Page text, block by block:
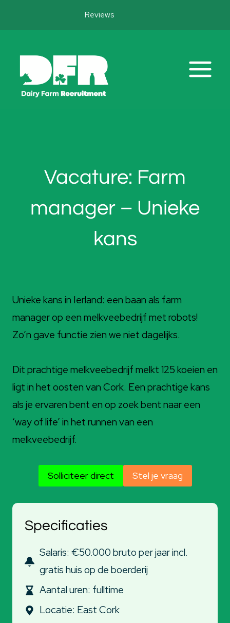
Reviews
Vacature: Farm
manager – Unieke
kans
Unieke kans in Ierland: een baan als farm
manager op een melkveebedrijf met robots!
Zo’n gave functie zien we niet dagelijks.
Dit prachtige melkveebedrijf melkt 125 koeien en
ligt in het oosten van Cork. Een prachtige kans
als je ervaren bent en op zoek bent naar een
‘way of life’ in het runnen van een
melkveebedrijf.
Solliciteer direct Stel je vraag
Specificaties
Salaris: €50.000 bruto per jaar incl.
gratis huis op de boerderij
Aantal uren: fulltime
Locatie: East Cork